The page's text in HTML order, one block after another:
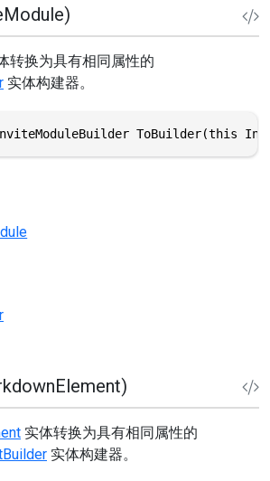
转换为具有相同属性的
实体构建器。
ToBuilder(this
实体转换为具有相同属性的
实体构建器。